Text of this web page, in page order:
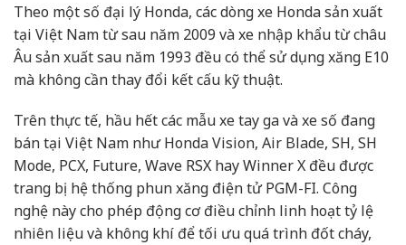
Theo một số đại lý Honda, các dòng xe Honda sản xuất
tại Việt Nam từ sau năm 2009 và xe nhập khẩu từ châu
Âu sản xuất sau năm 1993 đều có thể sử dụng xăng E10
mà không cần thay đổi kết cấu kỹ thuật.
Trên thực tế, hầu hết các mẫu xe tay ga và xe số đang
bán tại Việt Nam như Honda Vision, Air Blade, SH, SH
Mode, PCX, Future, Wave RSX hay Winner X đều được
trang bị hệ thống phun xăng điện tử PGM-FI. Công
nghệ này cho phép động cơ điều chỉnh linh hoạt tỷ lệ
nhiên liệu và không khí để tối ưu quá trình đốt cháy,